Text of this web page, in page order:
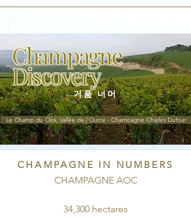
Champagne
Discovery
거품 너머
Le Champ du Clos, Vallée de l'Ource - Champagne Charles Dufour
CHAMPAGNE IN NUMBERS
CHAMPAGNE AOC
34,300 hectares